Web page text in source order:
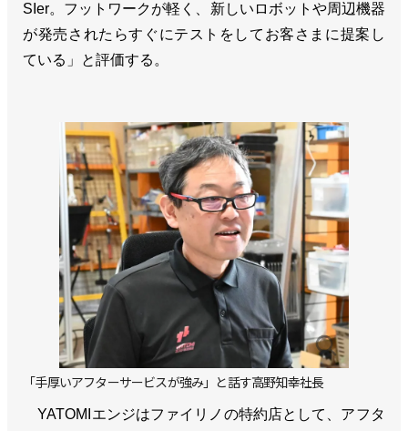
SIer。フットワークが軽く、新しいロボットや周辺機器
が発売されたらすぐにテストをしてお客さまに提案し
ている」と評価する。
「手厚いアフターサービスが強み」と話す高野知幸社長
YATOMIエンジはファイリノの特約店として、アフタ